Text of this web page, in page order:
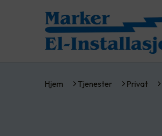
Hjem Tjenester Privat